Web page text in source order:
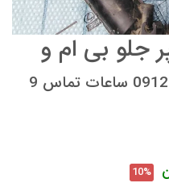
جلو بی ام و
لطفا تماس بگیرید 09121890859 ساعات تماس 9
10%